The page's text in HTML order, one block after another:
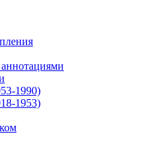
1990)
1953)